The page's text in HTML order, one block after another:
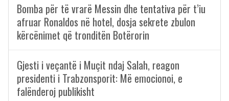
Bomba për të vrarë Messin dhe tentativa për t’iu
afruar Ronaldos në hotel, dosja sekrete zbulon
kërcënimet që tronditën Botërorin
Gjesti i veçantë i Muçit ndaj Salah, reagon
presidenti i Trabzonsporit: Më emocionoi, e
falënderoj publikisht